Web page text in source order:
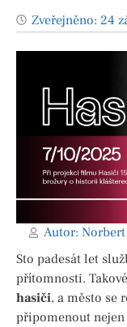
Zveřejněno: 24
Autor:
Sto padesát let
přítomnosti.
hasiči, a město se
připomenout